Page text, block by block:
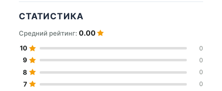
СТАТИСТИКА
Средний рейтинг: 0.00
10 0
9 0
8 0
7 0